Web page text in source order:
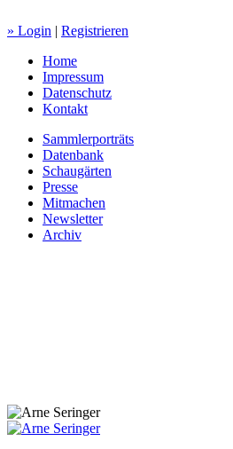
» Login | Registrieren
Home
Impressum
Datenschutz
Kontakt
Sammlerporträts
Datenbank
Schaugärten
Presse
Mitmachen
Newsletter
Archiv